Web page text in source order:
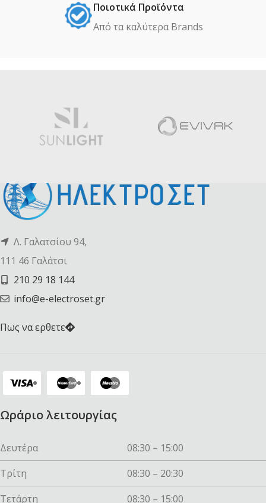
Ποιοτικά Προϊόντα
Από τα καλύτερα Βrands
Λ. Γαλατσίου 94,
111 46 Γαλάτσι
210 29 18 144
info@e-electroset.gr
Πως να ερθετε
Ωράριο λειτουργίας
Δευτέρα
08:30 – 15:00
Τρίτη
08:30 – 20:30
Τετάρτη
08:30 – 15:00